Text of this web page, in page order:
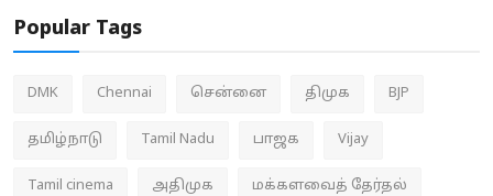
Popular Tags
DMK Chennai சென்னை திமுக BJP
தமிழ்நாடு Tamil Nadu பாஜக Vijay
Tamil cinema அதிமுக மக்களவைத் தேர்தல்